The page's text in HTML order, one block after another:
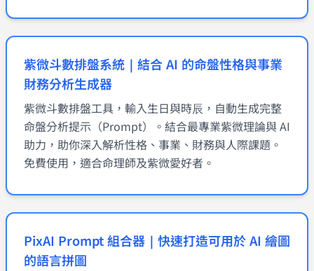
紫微斗數排盤系統｜結合 AI 的命盤性格與事業
財務分析生成器
紫微斗數排盤工具，輸入生日與時辰，自動生成完整
命盤分析提示（Prompt）。結合最專業紫微理論與 AI
助力，助你深入解析性格、事業、財務與人際課題。
免費使用，適合命理師及紫微愛好者。
PixAI Prompt 組合器｜快速打造可用於 AI 繪圖
的語言拼圖